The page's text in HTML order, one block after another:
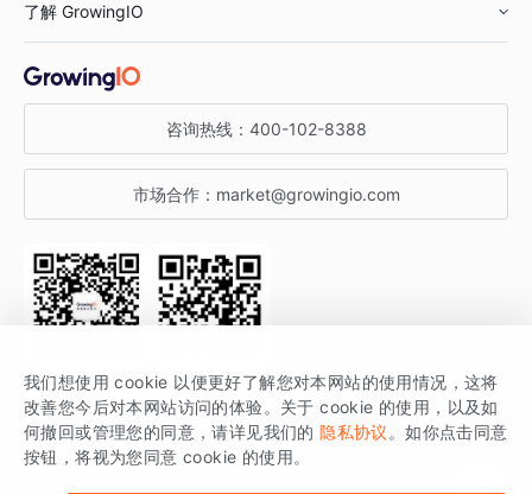
汽车行业
金融行业
智能运营
获客分析
增长公开课
增长博客
开发者文档
SDK 文档
场景指南
了解 GrowingIO
关于 GrowingIO
增长大会
行业活动
咨询热线： 400-102-8388
市场合作： market@growingio.com
关注公众号 获取更多干货
GrowingIO 是专注于数据智能分析与增长的品牌，核心平台为 GrowingIO
分析云。
我们想使用 cookie 以便更好了解您对本网站的使用情况，这将
改善您今后对本网站访问的体验。关于 cookie 的使用，以及如
何撤回或管理您的同意，请详见我们的 隐私协议 。如你点击同意
按钮，将视为您同意 cookie 的使用。